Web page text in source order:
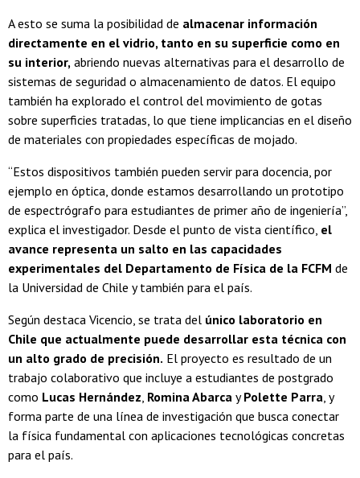
A esto se suma la posibilidad de almacenar información
directamente en el vidrio, tanto en su superficie como en
su interior, abriendo nuevas alternativas para el desarrollo de
sistemas de seguridad o almacenamiento de datos. El equipo
también ha explorado el control del movimiento de gotas
sobre superficies tratadas, lo que tiene implicancias en el diseño
de materiales con propiedades específicas de mojado.
“Estos dispositivos también pueden servir para docencia, por
ejemplo en óptica, donde estamos desarrollando un prototipo
de espectrógrafo para estudiantes de primer año de ingeniería”,
explica el investigador. Desde el punto de vista científico, el
avance representa un salto en las capacidades
experimentales del Departamento de Física de la FCFM de
la Universidad de Chile y también para el país.
Según destaca Vicencio, se trata del único laboratorio en
Chile que actualmente puede desarrollar esta técnica con
un alto grado de precisión. El proyecto es resultado de un
trabajo colaborativo que incluye a estudiantes de postgrado
como Lucas Hernández, Romina Abarca yPolette Parra, y
forma parte de una línea de investigación que busca conectar
la física fundamental con aplicaciones tecnológicas concretas
para el país.